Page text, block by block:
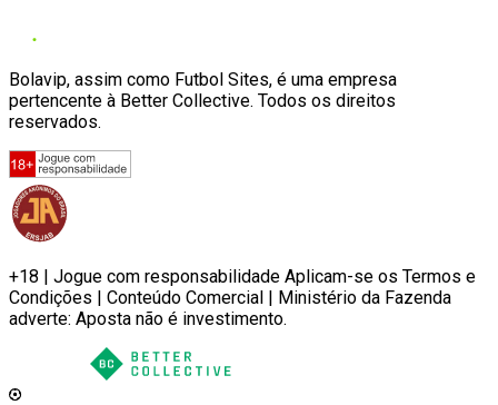
Bolavip, assim como Futbol Sites, é uma empresa
pertencente à Better Collective. Todos os direitos
reservados.
+18 | Jogue com responsabilidade Aplicam-se os Termos e
Condições | Conteúdo Comercial | Ministério da Fazenda
adverte: Aposta não é investimento.